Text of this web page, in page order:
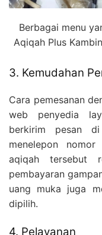
Berbagai menu
Aqiqah Plus
3. Kemudahan
Cara pemesanan
web penyedia
berkirim pesan
menelepon
aqiqah tersebut
pembayaran
uang muka juga
dipilih.
4. Pelayanan